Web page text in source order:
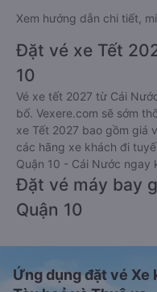
Xem hướng dẫn chi tiết,
Đặt vé xe Tết
10
Vé xe tết 2027 từ Cái
bố. Vexere.com sẽ sớm
xe Tết 2027 bao gồm giá
các hãng xe khách đi
Quận 10 - Cái Nước ngay
Đặt vé máy bay
Quận 10
Ứng dụng đặt vé Xe